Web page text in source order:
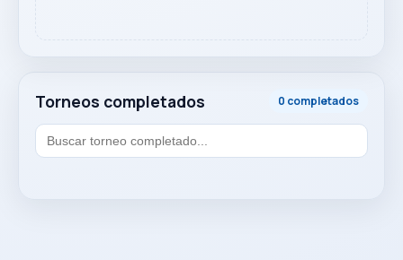
Torneos completados 0 completados